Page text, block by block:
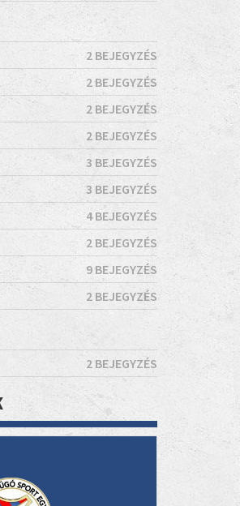
2 BEJEGYZÉS
2 BEJEGYZÉS
2 BEJEGYZÉS
2 BEJEGYZÉS
3 BEJEGYZÉS
3 BEJEGYZÉS
4 BEJEGYZÉS
2 BEJEGYZÉS
9 BEJEGYZÉS
2 BEJEGYZÉS
2 BEJEGYZÉS